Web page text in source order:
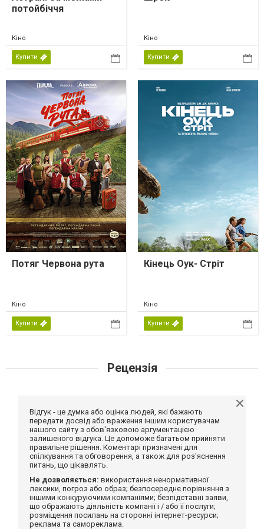
потойбіччя
Кіно
Купити
Кіно
Купити
Потяг Червона рута
Кіно
Купити
Кінець Оук- Стріт
Кіно
Купити
Рецензія
Відгук - це думка або оцінка людей, які бажають
передати досвід або враження іншим користувачам
нашого сайту з обов'язковою аргументацією
залишеного відгука. Це допоможе багатьом прийняти
правильне рішення. Коментарі призначені для
спілкування та обговорення, а також для роз'яснення
питань, що цікавлять.
Не дозволяється: використання ненормативної
лексики, погроз або образ; безпосереднє порівняння з
іншими конкуруючими компаніями; безпідставні заяви,
що ображають діяльність компанії і / або її послуги;
розміщення посилань на сторонні інтернет-ресурси;
реклама та самореклама.